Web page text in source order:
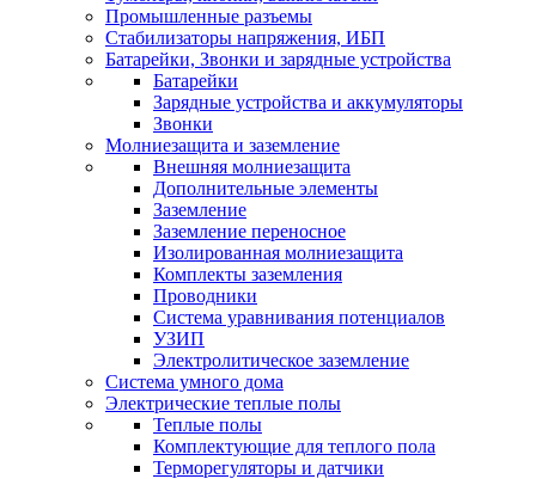
Промышленные разъемы
Стабилизаторы напряжения, ИБП
Батарейки, Звонки и зарядные устройства
Батарейки
Зарядные устройства и аккумуляторы
Звонки
Молниезащита и заземление
Внешняя молниезащита
Дополнительные элементы
Заземление
Заземление переносное
Изолированная молниезащита
Комплекты заземления
Проводники
Система уравнивания потенциалов
УЗИП
Электролитическое заземление
Система умного дома
Электрические теплые полы
Теплые полы
Комплектующие для теплого пола
Терморегуляторы и датчики